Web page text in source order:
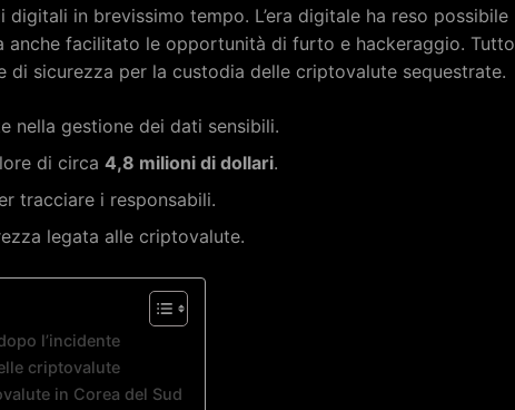
in brevissimo tempo. L’era digitale ha reso possibile
anche facilitato le opportunità di furto e hackeraggio. Tutto
di sicurezza per la custodia delle criptovalute sequestrate.
nella gestione dei dati sensibili.
di circa 4,8 milioni di dollari.
tracciare i responsabili.
legata alle criptovalute.
l’incidente
criptovalute
in Corea del Sud